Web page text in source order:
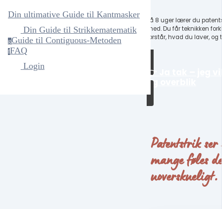
Din ultimative Guide til Kantmasker
Din Guide til Strikkematematik
gGuide til Contiguous-Metoden
fFAQ
Login
På 8 uger lærer du
med. Du får teknikken
forstår, hvad du laver,
👉 Ja tak – jeg
og overblik
Patentstrik
mange føles
uoverskueligt.